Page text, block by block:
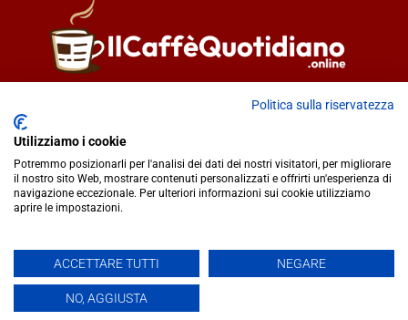
Fiorella Falci
redazione@ilcaffequotidiano.online
C.F. 92076900858
Chi siamo
IlCaffèQuotidiano.online è una testata giornalistica registrata
presso il Tribunale di Caltanissetta n.02/2024 del 17/07/2024 |
Realizzato da
Politica sulla riservatezza
Utilizziamo i cookie
Potremmo posizionarli per l'analisi dei dati dei nostri visitatori, per migliorare
il nostro sito Web, mostrare contenuti personalizzati e offrirti un'esperienza di
navigazione eccezionale. Per ulteriori informazioni sui cookie utilizziamo
aprire le impostazioni.
ACCETTARE TUTTI NEGARE
NO, AGGIUSTA